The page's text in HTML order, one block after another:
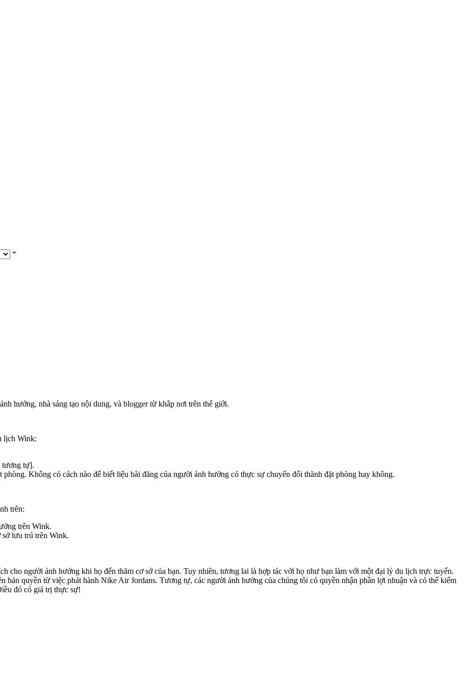
hưởng, nhà sáng tạo nội dung, và blogger từ khắp nơi trên thế giới.
lịch Wink:
tương tự].
Không có cách nào để biết liệu bài đăng của người ảnh hưởng có thực sự chuyển đổi thành đặt phòng hay không.
trên:
trên Wink.
lưu trú trên Wink.
cho người ảnh hưởng khi họ đến thăm cơ sở của bạn. Tuy nhiên, tương lai là hợp tác với họ như bạn làm với một đại lý du lịch trực tuyến.
bản quyền từ việc phát hành Nike Air Jordans. Tương tự, các người ảnh hưởng của chúng tôi có quyền nhận phần lợi nhuận và có thể kiếm
đó có giá trị thực sự!